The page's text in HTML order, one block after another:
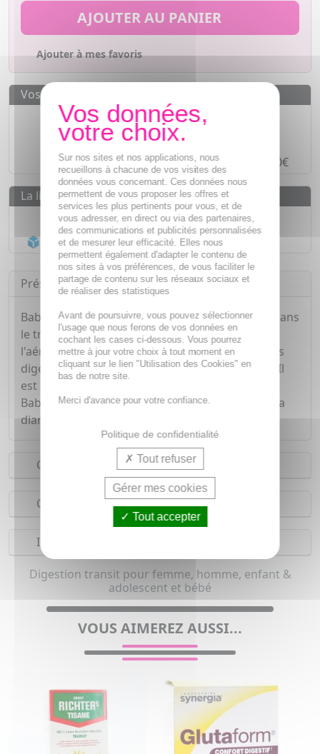
AJOUTER AU PANIER
Ajouter à mes favoris
Vos avantages
Des prixIMBATTABLES
Paiement en ligneSÉCURISÉ
Paiement en4 fois sans fraisà partir de 30€
La livraison
Livraison gratuite dès55€
Acheminement Chronoposten 24h*
Présentation
BabySpasmyl est un dispositif médical indiqué dans
le traitement de la colique du nourrisson, de
l'aérophagie, des ballonnements, et des troubles
digestifs chez l'adulte, l'enfant et le nourrisson. Il
est sans gluten, sans lactose et sans sucre.
BabySpasmyl est un médicament pour soigner la
diarrhée de bébé.
Conseils d'utilisation
Composition
Indications
Digestion transit pour femme, homme, enfant &
adolescent et bébé
VOUS AIMEREZ AUSSI...
Sur nos sites et nos applications, nous
recueillons à chacune de vos visites des
données vous concernant. Ces données nous
permettent de vous proposer les offres et
services les plus pertinents pour vous, et de
vous adresser, en direct ou via des partenaires,
des communications et publicités personnalisées
et de mesurer leur efficacité. Elles nous
permettent également d'adapter le contenu de
nos sites à vos préférences, de vous faciliter le
partage de contenu sur les réseaux sociaux et
de réaliser des statistiques
Avant de poursuivre, vous pouvez sélectionner
l'usage que nous ferons de vos données en
cochant les cases ci-dessous. Vous pourrez
mettre à jour votre choix à tout moment en
cliquant sur le lien "Utilisation des Cookies" en
bas de notre site.
Merci d'avance pour votre confiance.
Politique de confidentialité
Tout refuser
Gérer mes cookies
Tout accepter